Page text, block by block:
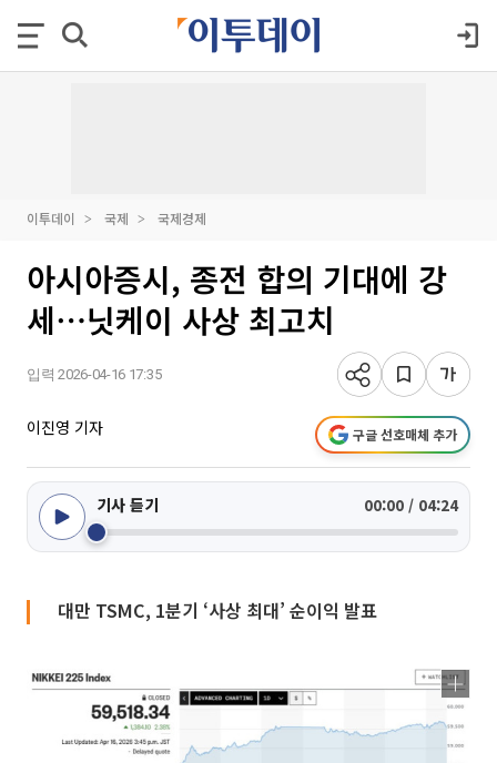
이투데이 국제 국제경제
아시아증시, 종전 합의 기대에 강
세⋯닛케이 사상 최고치
입력 2026-04-16 17:35
이진영 기자 구글 선호매체 추가
기사 듣기 00:00 / 04:24
대만 TSMC, 1분기 ‘사상 최대’ 순이익 발표